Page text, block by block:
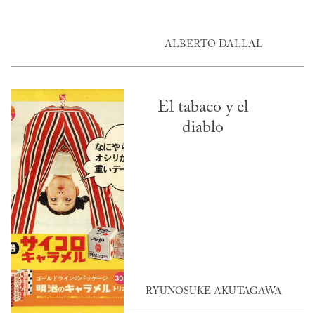
ALBERTO DALLAL
El tabaco y el
diablo
RYUNOSUKE AKUTAGAWA